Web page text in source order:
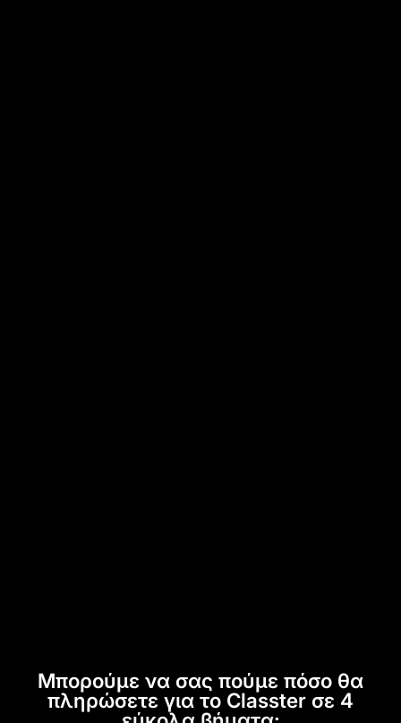
Μπορούμε να σας πούμε πόσο θα
πληρώσετε για το Classter σε 4